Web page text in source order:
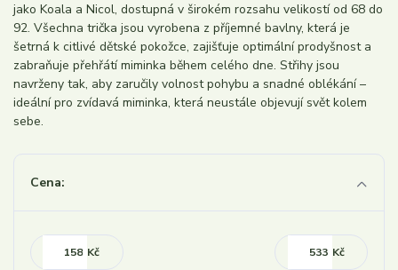
jako Koala a Nicol, dostupná v širokém rozsahu velikostí od 68 do
92. Všechna trička jsou vyrobena z příjemné bavlny, která je
šetrná k citlivé dětské pokožce, zajišťuje optimální prodyšnost a
zabraňuje přehřátí miminka během celého dne. Střihy jsou
navrženy tak, aby zaručily volnost pohybu a snadné oblékání –
ideální pro zvídavá miminka, která neustále objevují svět kolem
sebe.
Cena:
Kč Kč